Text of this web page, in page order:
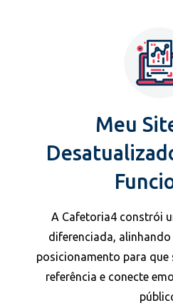
Meu
A Cafetoria4 constrói
diferenciada,
posicionamento para que
referência e conecte